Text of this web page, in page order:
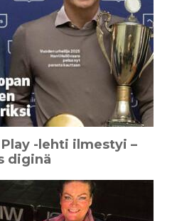
-lehti ilmestyi –
diginä